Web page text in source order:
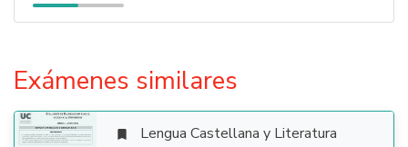
Exámenes similares
 Lengua Castellana y Literatura